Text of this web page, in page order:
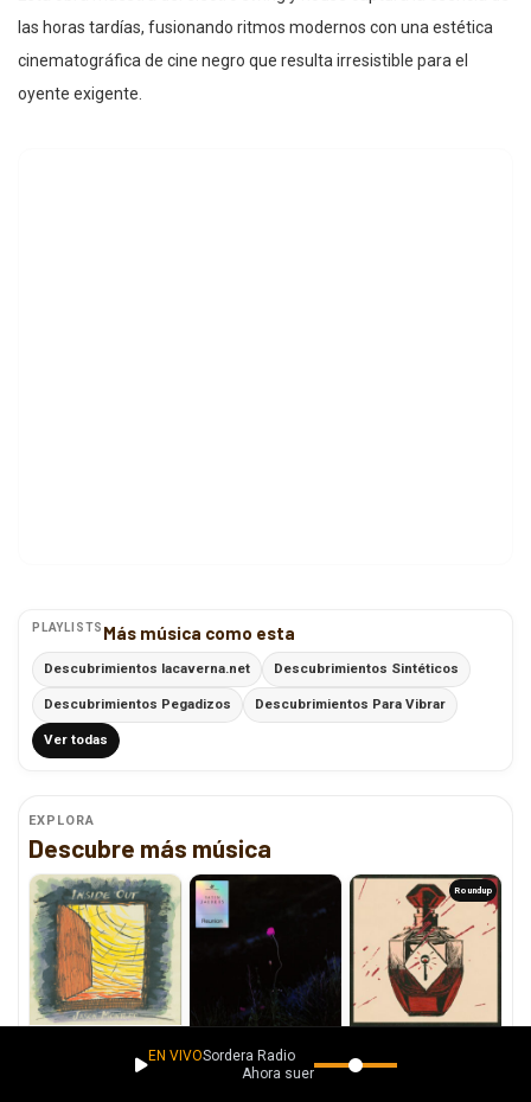
las horas tardías, fusionando ritmos modernos con una estética
cinematográfica de cine negro que resulta irresistible para el
oyente exigente.
PLAYLISTS Más música como esta
Descubrimientos lacaverna.net Descubrimientos Sintéticos
Descubrimientos Pegadizos Descubrimientos Para Vibrar
Ver todas
EXPLORA
Descubre más música
Montero y su nuevo
joya de Satin Jackets y
Tailor
Roundup
EN VIVOSordera Radio
Ahora suena